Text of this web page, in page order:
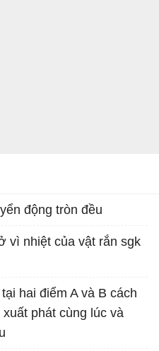
động tròn đều
vì nhiệt của vật rắn sgk
hai điểm A và B cách
phát cùng lúc và